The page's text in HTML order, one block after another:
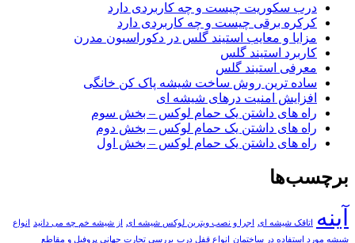
درب سکوریت چیست و چه کاربردی دارد
کرکره برقی چیست و چه کاربردی دارد
مزایا و معایب استیند گلس در دکوراسیون مدرن
کاربرد استیند گلس
معرفی استیند گلس
ساده ترین روش ساخت شیشه پاک کن خانگی
افزایش امنیت درهای شیشه ای
راه های داشتن یک حمام لوکس – بخش سوم
راه های داشتن یک حمام لوکس – بخش دوم
راه های داشتن یک حمام لوکس – بخش اول
برچسب‌ها
آینه اتاقک شیشه ای اجرا و نصب ویترین لوکس شیشه ای از شیشه خم چه می دانید
انواع
شیشه مورد استفاده در ساختمان
انواع قفل درب بررسی تجارت جهانی پروفیل و مقاطع